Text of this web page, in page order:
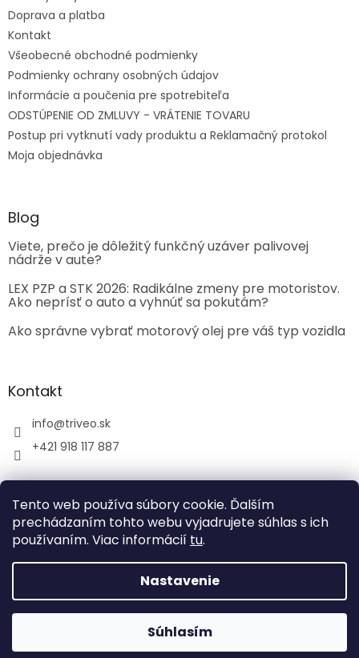
Tento web používa súbory cookie. Ďalším
prechádzaním tohto webu vyjadrujete súhlas s ich
používaním. Viac informácií tu.
Nastavenie
Súhlasím
Doprava a platba
Kontakt
Všeobecné obchodné podmienky
Podmienky ochrany osobných údajov
Informácie a poučenia pre spotrebiteľa
ODSTÚPENIE OD ZMLUVY - VRÁTENIE TOVARU
Postup pri vytknutí vady produktu a Reklamačný protokol
Moja objednávka
Blog
Viete, prečo je dôležitý funkčný uzáver palivovej
nádrže v aute?
LEX PZP a STK 2026: Radikálne zmeny pre motoristov.
Ako neprísť o auto a vyhnúť sa pokutám?
Ako správne vybrať motorový olej pre váš typ vozidla
Kontakt
info@triveo.sk
+421 918 117 887
Vytvoril Shoptet
TRIVEO spol. s r.o.
vyhradené.
Tvoríme funkčné e-shopy